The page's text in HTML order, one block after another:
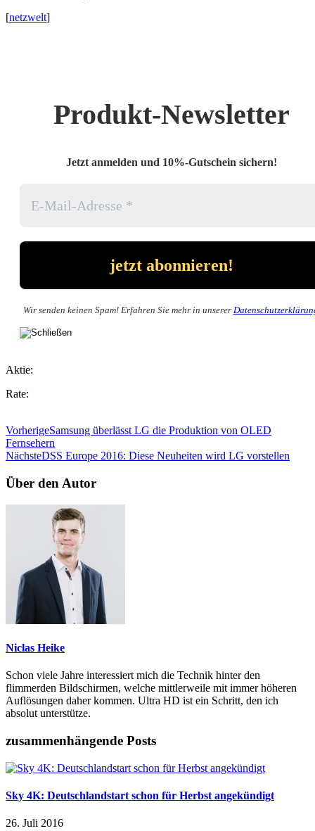
[netzwelt]
Produkt-Newsletter
Jetzt anmelden und 10%-Gutschein sichern!
Wir senden keinen Spam! Erfahren Sie mehr in unserer
Aktie:
Rate:
VorherigeSamsung überlässt LG die Produktion von OLED
Fernsehern
NächsteDSS Europe 2016: Diese Neuheiten wird LG vorstellen
Über den Autor
Niclas Heike
Schon viele Jahre interessiert mich die Technik hinter den
flimmerden Bildschirmen, welche mittlerweile mit immer höheren
Auflösungen daher kommen. Ultra HD ist ein Schritt, den ich
absolut unterstütze.
zusammenhängende Posts
Sky 4K: Deutschlandstart schon für Herbst angekündigt
26. Juli 2016